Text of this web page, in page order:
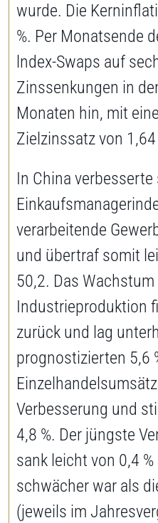
wurde. Die
%. Per Monatsende
lndex-Swaps auf
Zinssenkungen in
Monaten hin, mit
Zielzinssatz von 1,64
In China
verarbeitende
und übertraf somit
50,2. Das Wachstum
Industrieproduktion
zurück und lag
prognostizierten 5,6
Verbesserung und
4,8 %. Der jüngste
sank leicht von 0,4
schwächer war als
(jeweils im